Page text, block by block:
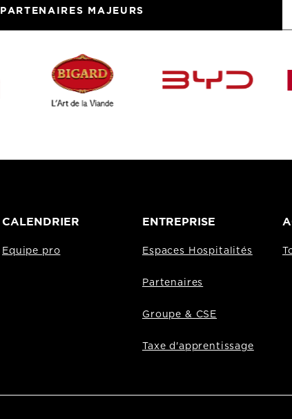
PARTENAIRES MAJEURS
CALENDRIER
Equipe pro
ENTREPRISE
Espaces Hospitalités
Partenaires
Groupe & CSE
Taxe d'apprentissage